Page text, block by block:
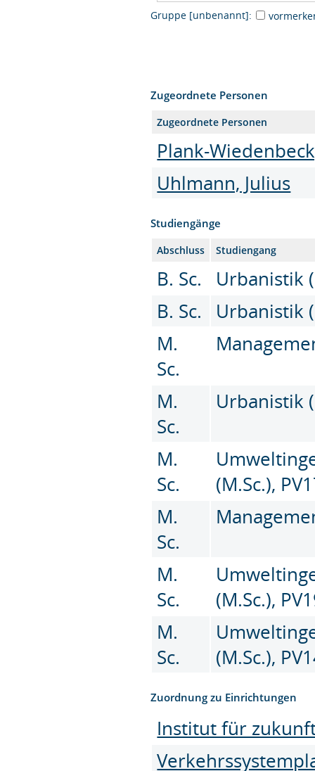
Gruppe [unbenannt]:
Zugeordnete Personen
Zugeordnete Personen
Plank-
Uhlmann, Julius
Studiengänge
Abschluss Studiengang
B. Sc.
Urbanistik
B. Sc.
Urbanistik
M.
Sc.
M.
Sc.
Urbanistik
M.
Sc.
(M.Sc.),
M.
Sc.
M.
Sc.
(M.Sc.),
M.
Sc.
(M.Sc.),
Zuordnung zu Einrichtungen
Institut für